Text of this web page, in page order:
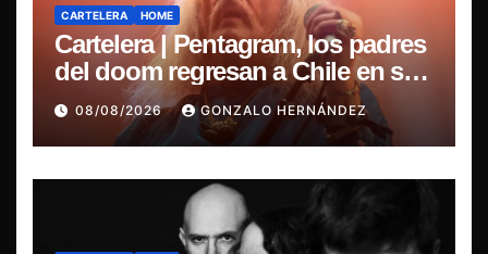
CARTELERA HOME
Cartelera | Pentagram, los padres
del doom regresan a Chile en su
última misa
08/08/2026 GONZALO HERNÁNDEZ